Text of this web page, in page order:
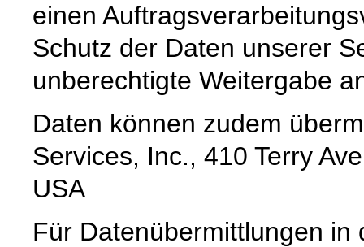
einen
Schutz der Daten unserer
unberechtigte Weitergabe
Daten können zudem
Services, Inc., 410 Terry
USA
Für Datenübermittlungen in